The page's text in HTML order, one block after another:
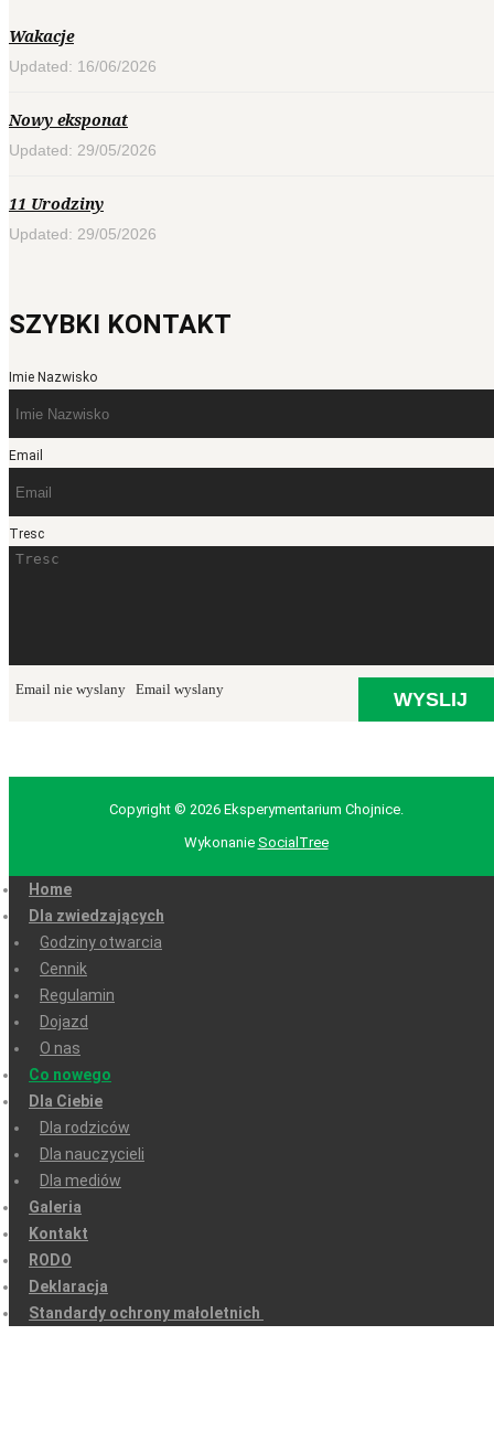
Wakacje
Updated: 16/06/2026
Nowy eksponat
Updated: 29/05/2026
11 Urodziny
Updated: 29/05/2026
SZYBKI KONTAKT
Imie Nazwisko
Email
Tresc
Email nie wyslany Email wyslany
Copyright © 2026 Eksperymentarium Chojnice.
Wykonanie SocialTree
Home
Dla zwiedzających
Godziny otwarcia
Cennik
Regulamin
Dojazd
O nas
Co nowego
Dla Ciebie
Dla rodziców
Dla nauczycieli
Dla mediów
Galeria
Kontakt
RODO
Deklaracja
Standardy ochrony małoletnich